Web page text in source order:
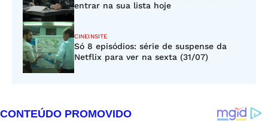
entrar na sua lista hoje
CINEINSITE
Só 8 episódios: série de suspense da
Netflix para ver na sexta (31/07)